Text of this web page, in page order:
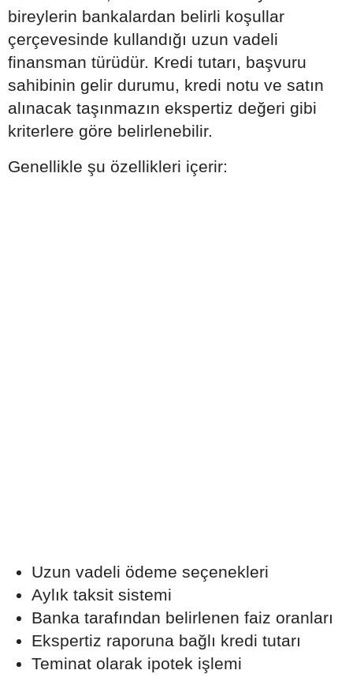
bireylerin bankalardan belirli koşullar
çerçevesinde kullandığı uzun vadeli
finansman türüdür. Kredi tutarı, başvuru
sahibinin gelir durumu, kredi notu ve satın
alınacak taşınmazın ekspertiz değeri gibi
kriterlere göre belirlenebilir.
Genellikle şu özellikleri içerir:
Uzun vadeli ödeme seçenekleri
Aylık taksit sistemi
Banka tarafından belirlenen faiz oranları
Ekspertiz raporuna bağlı kredi tutarı
Teminat olarak ipotek işlemi